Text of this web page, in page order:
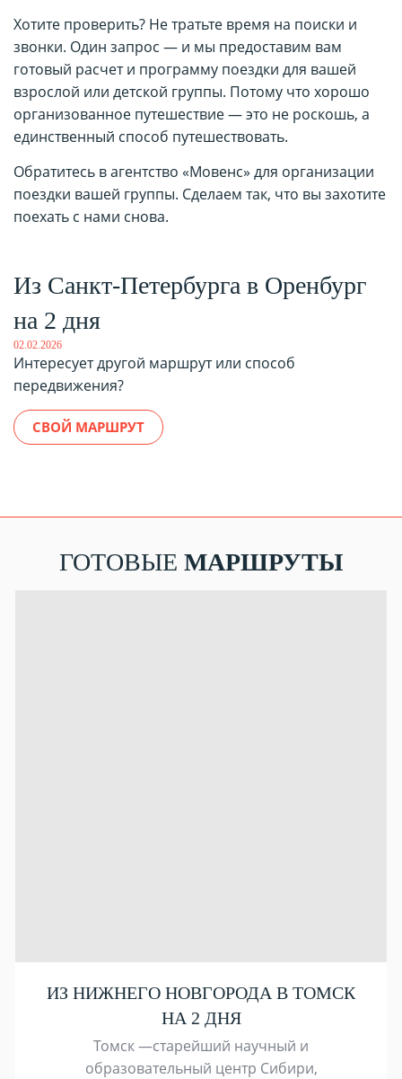
Хотите проверить? Не тратьте время на поиски и
звонки. Один запрос — и мы предоставим вам
готовый расчет и программу поездки для вашей
взрослой или детской группы. Потому что хорошо
организованное путешествие — это не роскошь, а
единственный способ путешествовать.
Обратитесь в агентство «Мовенс» для организации
поездки вашей группы. Сделаем так, что вы захотите
поехать с нами снова.
Из Санкт-Петербурга в Оренбург
на 2 дня
02.02.2026
Интересует другой маршрут или способ
передвижения?
СВОЙ МАРШРУТ
ГОТОВЫЕ МАРШРУТЫ
ИЗ НИЖНЕГО НОВГОРОДА В ТОМСК
НА 2 ДНЯ
Томск —старейший научный и
образовательный центр Сибири,